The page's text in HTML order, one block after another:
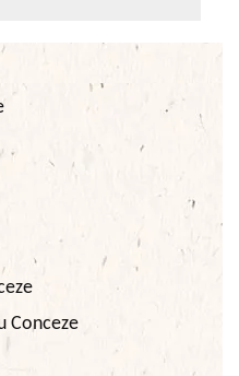
Conceze